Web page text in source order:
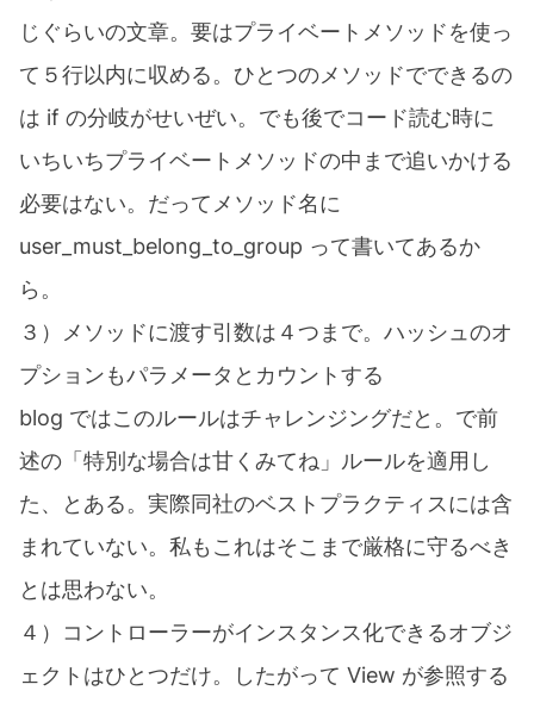
じぐらいの文章。要はプライベートメソッドを使っ
て５行以内に収める。ひとつのメソッドでできるの
は if の分岐がせいぜい。でも後でコード読む時に
いちいちプライベートメソッドの中まで追いかける
必要はない。だってメソッド名に
user_must_belong_to_group って書いてあるか
ら。
３）メソッドに渡す引数は４つまで。ハッシュのオ
プションもパラメータとカウントする
blog ではこのルールはチャレンジングだと。で前
述の「特別な場合は甘くみてね」ルールを適用し
た、とある。実際同社のベストプラクティスには含
まれていない。私もこれはそこまで厳格に守るべき
とは思わない。
４）コントローラーがインスタンス化できるオブジ
ェクトはひとつだけ。したがって View が参照する